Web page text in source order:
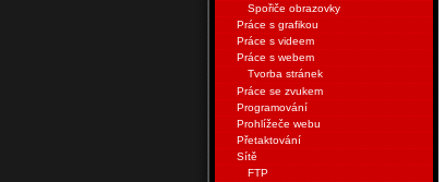
Spořiče obrazovky
Práce s grafikou
Práce s videem
Práce s webem
Tvorba stránek
Práce se zvukem
Programování
Prohlížeče webu
Přetaktování
Sítě
FTP